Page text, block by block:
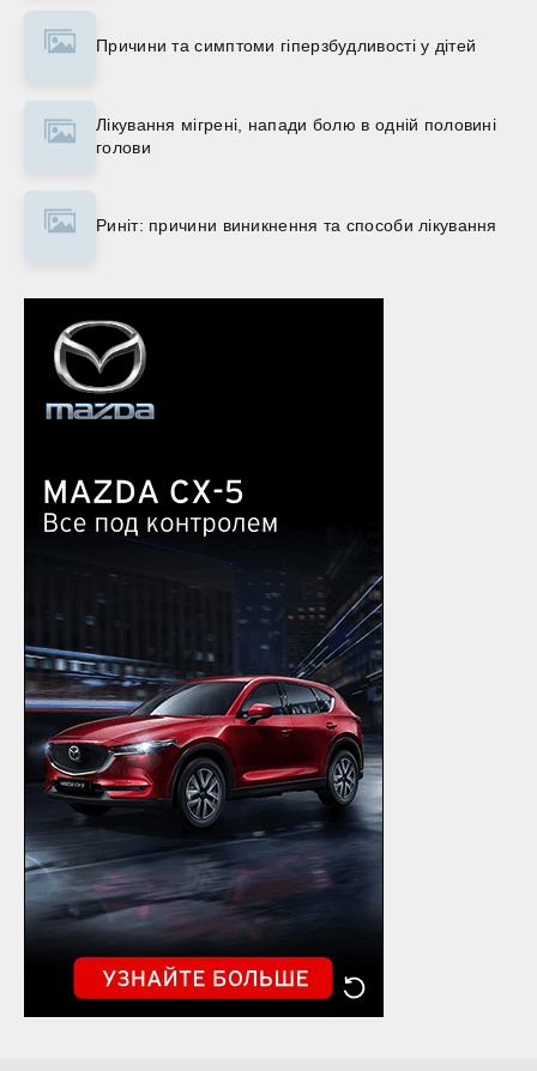
Причини та симптоми гіперзбудливості у дітей
Лікування мігрені, напади болю в одній половині
голови
Риніт: причини виникнення та способи лікування